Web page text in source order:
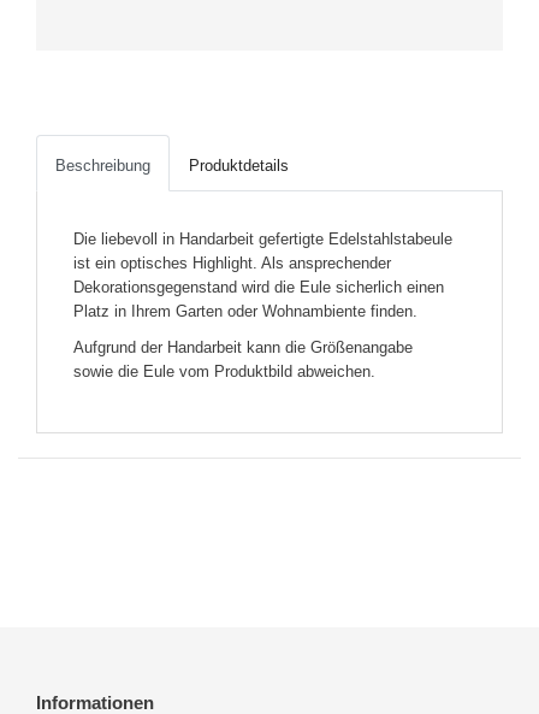
Beschreibung Produktdetails
Die liebevoll in Handarbeit gefertigte Edelstahlstabeule
ist ein optisches Highlight. Als ansprechender
Dekorationsgegenstand wird die Eule sicherlich einen
Platz in Ihrem Garten oder Wohnambiente finden.
Aufgrund der Handarbeit kann die Größenangabe
sowie die Eule vom Produktbild abweichen.
Informationen